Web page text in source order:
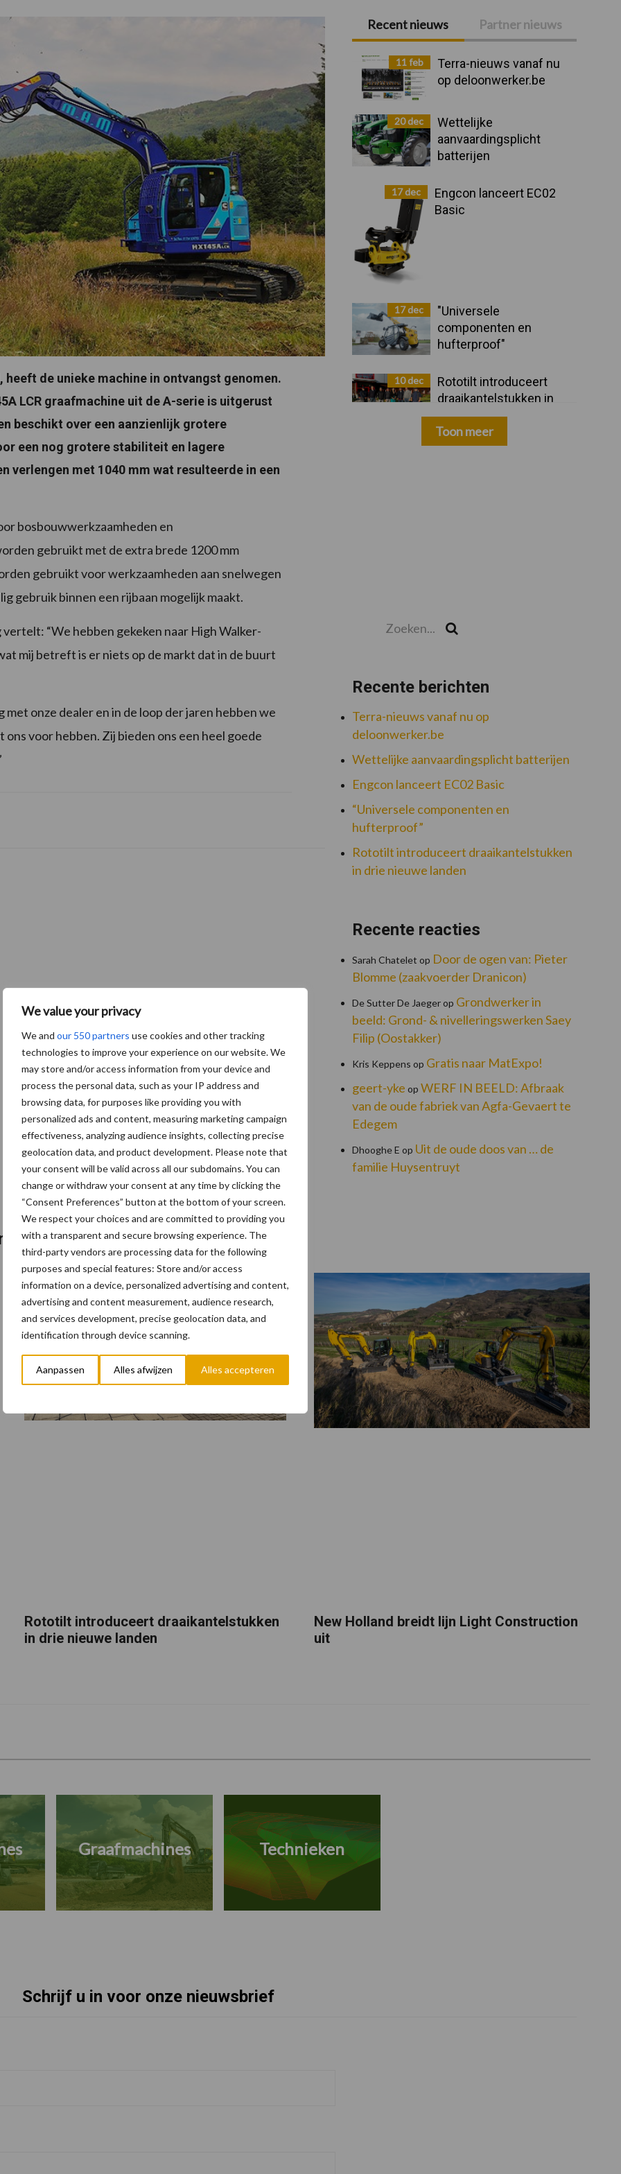
We value your privacy
We and our 550 partners use cookies and other tracking
technologies to improve your experience on our website. We
may store and/or access information from your device and
process the personal data, such as your IP address and
browsing data, for purposes like providing you with
personalized ads and content, measuring marketing campaign
effectiveness, analyzing audience insights, collecting precise
geolocation data, and product development. Please note that
your consent will be valid across all our subdomains. You can
change or withdraw your consent at any time by clicking the
“Consent Preferences” button at the bottom of your screen.
We respect your choices and are committed to providing you
with a transparent and secure browsing experience. The
third-party vendors are processing data for the following
purposes and special features: Store and/or access
information on a device, personalized advertising and content,
advertising and content measurement, audience research,
and services development, precise geolocation data, and
identification through device scanning.
Aanpassen Alles afwijzen Alles accepteren
de unieke machine in ontvangst genomen.
LCR graafmachine uit de A-serie is uitgerust
beschikt over een aanzienlijk grotere
een nog grotere stabiliteit en lagere
verlengen met 1040 mm wat resulteerde in een
bosbouwwerkzaamheden en
gebruikt met de extra brede 1200 mm
gebruikt voor werkzaamheden aan snelwegen
gebruik binnen een rijbaan mogelijk maakt.
“We hebben gekeken naar High Walker-
mij betreft is er niets op de markt dat in de buurt
onze dealer en in de loop der jaren hebben we
voor hebben. Zij bieden ons een heel goede
Primaire
Sidebar
Recent nieuws Partner nieuws
11 feb
Terra-nieuws vanaf nu
op deloonwerker.be
20 dec
Wettelijke
aanvaardingsplicht
batterijen
17 dec
Engcon lanceert EC02
Basic
17 dec
"Universele
componenten en
hufterproof"
10 dec
Rototilt introduceert
draaikantelstukken in
drie nieuwe landen
Toon meer
Recente berichten
Terra-nieuws vanaf nu op
deloonwerker.be
Wettelijke aanvaardingsplicht batterijen
Engcon lanceert EC02 Basic
“Universele componenten en
hufterproof”
Rototilt introduceert draaikantelstukken
in drie nieuwe landen
Recente reacties
Sarah Chatelet op Door de ogen van: Pieter
Blomme (zaakvoerder Dranicon)
De Sutter De Jaegerop Grondwerker in
beeld: Grond- & nivelleringswerken Saey
Filip (Oostakker)
Kris Keppens op Gratis naar MatExpo!
geert-yke op WERF IN BEELD: Afbraak
van de oude fabriek van Agfa-Gevaert te
Edegem
Dhooghe E op Uit de oude doos van … de
familie Huysentruyt
Rototilt introduceert draaikantelstukken
in drie nieuwe landen
New Holland breidt lijn Light Construction
uit
Graafmachines Technieken
Schrijf u in voor onze nieuwsbrief